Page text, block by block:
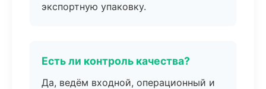
экспортную упаковку.
Есть ли контроль качества?
Да, ведём входной, операционный и